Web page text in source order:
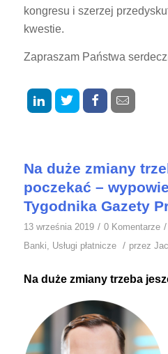
kongresu i szerzej
kwestie.
Zapraszam Państwa
Na duże zmiany
poczekać –
Tygodnika Gazety
13 września 2019 / 0 Komentarze /
Banki, Usługi płatnicze / przez
Na duże zmiany trzeba